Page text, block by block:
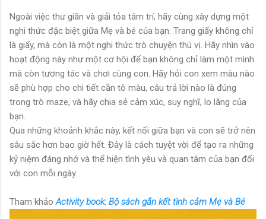
Ngoài việc thư giãn và giải tỏa tâm trí, hãy cùng xây dựng một
nghi thức đặc biệt giữa Mẹ và bé của bạn. Trang giấy không chỉ
là giấy, mà còn là một nghi thức trò chuyện thú vị. Hãy nhìn vào
hoạt động này như một cơ hội để bạn không chỉ làm một mình
mà còn tương tác và chơi cùng con. Hãy hỏi con xem màu nào
sẽ phù hợp cho chi tiết cần tô màu, câu trả lời nào là đúng
trong trò maze, và hãy chia sẻ cảm xúc, suy nghĩ, lo lắng của
bạn.
Qua những khoảnh khắc này, kết nối giữa bạn và con sẽ trở nên
sâu sắc hơn bao giờ hết. Đây là cách tuyệt vời để tạo ra những
kỷ niệm đáng nhớ và thể hiện tình yêu và quan tâm của bạn đối
với con mỗi ngày.
Tham khảoActivity book: Bộ sách gắn kết tình cảm Mẹ và Bé